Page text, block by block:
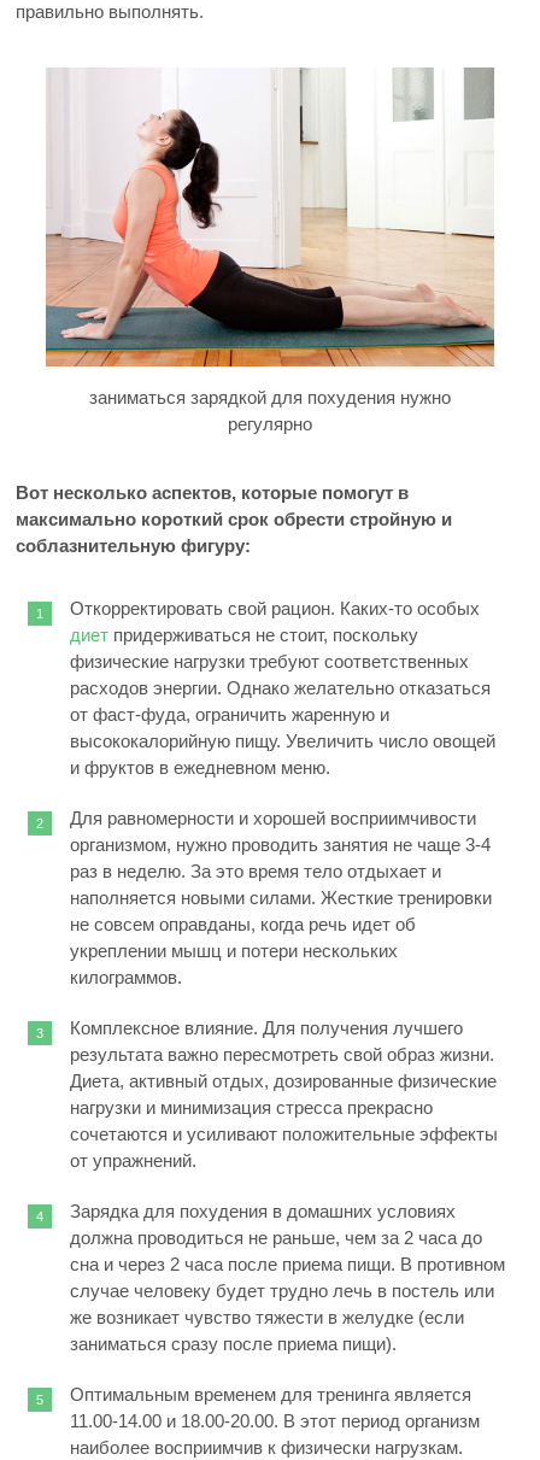
правильно выполнять.
заниматься зарядкой для похудения нужно
регулярно
Вот несколько аспектов, которые помогут в
максимально короткий срок обрести стройную и
соблазнительную фигуру:
Откорректировать свой рацион. Каких-то особых
диет придерживаться не стоит, поскольку
физические нагрузки требуют соответственных
расходов энергии. Однако желательно отказаться
от фаст-фуда, ограничить жаренную и
высококалорийную пищу. Увеличить число овощей
и фруктов в ежедневном меню.
Для равномерности и хорошей восприимчивости
организмом, нужно проводить занятия не чаще 3-4
раз в неделю. За это время тело отдыхает и
наполняется новыми силами. Жесткие тренировки
не совсем оправданы, когда речь идет об
укреплении мышц и потери нескольких
килограммов.
Комплексное влияние. Для получения лучшего
результата важно пересмотреть свой образ жизни.
Диета, активный отдых, дозированные физические
нагрузки и минимизация стресса прекрасно
сочетаются и усиливают положительные эффекты
от упражнений.
Зарядка для похудения в домашних условиях
должна проводиться не раньше, чем за 2 часа до
сна и через 2 часа после приема пищи. В противном
случае человеку будет трудно лечь в постель или
же возникает чувство тяжести в желудке (если
заниматься сразу после приема пищи).
Оптимальным временем для тренинга является
11.00-14.00 и 18.00-20.00. В этот период организм
наиболее восприимчив к физически нагрузкам.